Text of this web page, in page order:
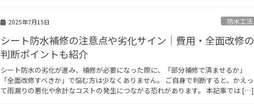
2025年7月15日 防水工法
シート防水補修の注意点や劣化サイン｜費用・全面改修の
判断ポイントも紹介
シート防水の劣化が進み、補修が必要になった際に、「部分補修で済ませるか」
「全面改修すべきか」で悩む方は少なくありません。 ご自身で判断すると、かえっ
て雨漏りの悪化や余計なコストの発生につながる恐れがあります。 本記事では […]